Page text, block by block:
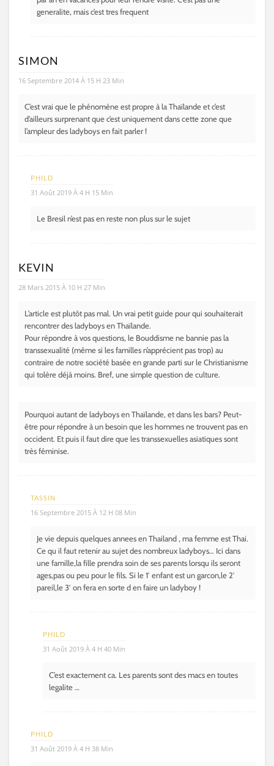
generalite, mais c’est tres frequent
SIMON
16 Septembre 2014 À 15 H 23 Min
C’est vrai que le phénomène est propre à la Thaïlande et c’est
d’ailleurs surprenant que c’est uniquement dans cette zone que
l’ampleur des ladyboys en fait parler !
PHILD
31 Août 2019 À 4 H 15 Min
Le Bresil n’est pas en reste non plus sur le sujet
KEVIN
28 Mars 2015 À 10 H 27 Min
L’article est plutôt pas mal. Un vrai petit guide pour qui souhaiterait
rencontrer des ladyboys en Thaïlande.
Pour répondre à vos questions, le Bouddisme ne bannie pas la
transsexualité (même si les familles n’apprécient pas trop) au
contraire de notre société basée en grande parti sur le Christianisme
qui tolère déjà moins. Bref, une simple question de culture.
Pourquoi autant de ladyboys en Thaïlande, et dans les bars? Peut-
être pour répondre à un besoin que les hommes ne trouvent pas en
occident. Et puis il faut dire que les transsexuelles asiatiques sont
très féminise.
TASSIN
16 Septembre 2015 À 12 H 08 Min
Je vie depuis quelques annees en Thailand , ma femme est Thai.
Ce qu il faut retenir au sujet des nombreux ladyboys… Ici dans
une famille,la fille prendra soin de ses parents lorsqu ils seront
ages,pas ou peu pour le fils. Si le 1′ enfant est un garcon,le 2′
pareil,le 3′ on fera en sorte d en faire un ladyboy !
PHILD
31 Août 2019 À 4 H 40 Min
C’est exactement ca. Les parents sont des macs en toutes
legalite …
PHILD
31 Août 2019 À 4 H 38 Min